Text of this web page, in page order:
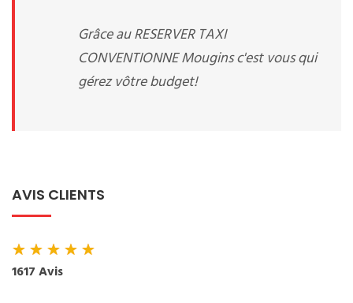
Grâce au RESERVER TAXI
CONVENTIONNE Mougins c'est vous qui
gérez vôtre budget!
AVIS CLIENTS
★★★★★
1617 Avis